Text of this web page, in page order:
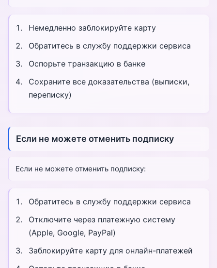
Немедленно заблокируйте карту
Обратитесь в службу поддержки сервиса
Оспорьте транзакцию в банке
Сохраните все доказательства (выписки,
переписку)
Если не можете отменить подписку
Если не можете отменить подписку:
Обратитесь в службу поддержки сервиса
Отключите через платежную систему
(Apple, Google, PayPal)
Заблокируйте карту для онлайн-платежей